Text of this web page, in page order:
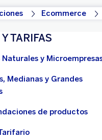
Ecommerce
TARIFAS
Naturales y
Medianas y Grandes
de productos